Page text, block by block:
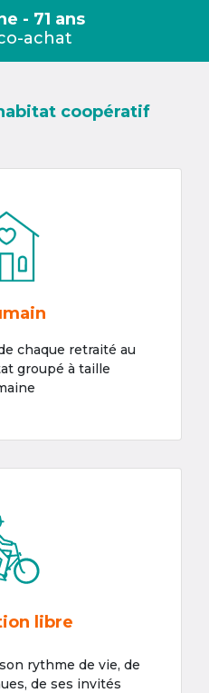
- 71 ans
achat
coopératif
chaque retraité au
groupé à taille
libre
rythme de vie, de
de ses invités